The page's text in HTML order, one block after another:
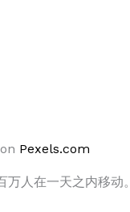
Pexels.com
人在一天之内移动。